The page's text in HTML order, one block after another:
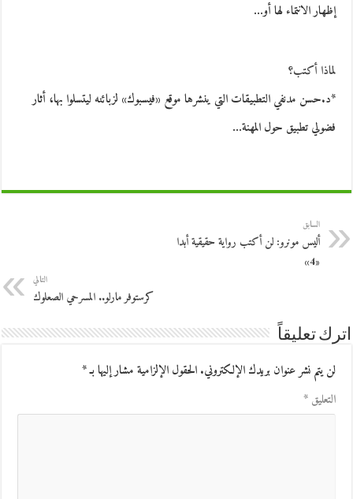
إظهار الانتماء لها أو…
لماذا أكتب؟
*د.حسن مدنفي التطبيقات التي ينشرها موقع «فيسبوك» لزبائنه ليتسلوا بها، أثار
فضولي تطبيق حول المهنة…
السابق
أليس مونرو: لن أكتب رواية حقيقية أبدا
«4»
التالي
كرستوفر مارلو.. المسرحي الصعلوك
اترك تعليقاً
لن يتم نشر عنوان بريدك الإلكتروني.الحقول الإلزامية مشار إليها بـ*
التعليق*